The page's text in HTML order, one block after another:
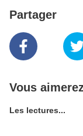
Partager
Vous
Les lectures...